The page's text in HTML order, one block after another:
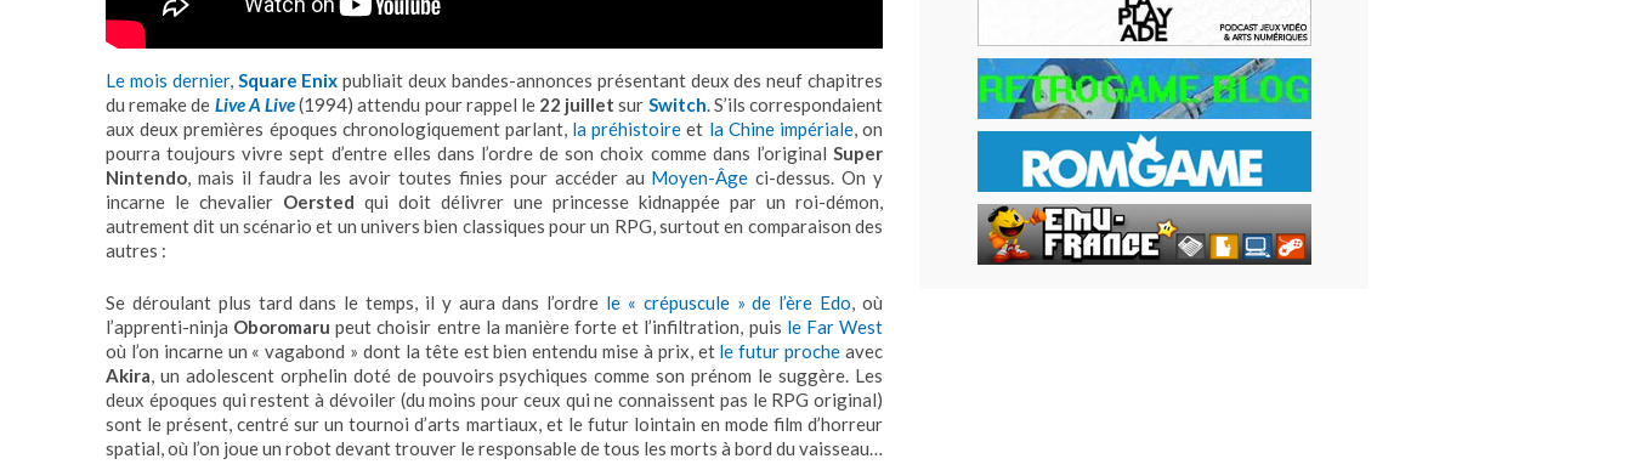
Le mois dernier, Square Enix publiait deux bandes-annonces présentant deux des neuf chapitres
du remake de Live A Live(1994) attendu pour rappel le 22 juillet sur Switch. S’ils correspondaient
aux deux premières époques chronologiquement parlant, la préhistoire et la Chine impériale, on
pourra toujours vivre sept d’entre elles dans l’ordre de son choix comme dans l’original Super
Nintendo, mais il faudra les avoir toutes finies pour accéder au Moyen-Âge ci-dessus. On y
incarne le chevalier Oersted qui doit délivrer une princesse kidnappée par un roi-démon,
autrement dit un scénario et un univers bien classiques pour un RPG, surtout en comparaison des
autres :
Se déroulant plus tard dans le temps, il y aura dans l’ordre le « crépuscule » de l’ère Edo , où
l’apprenti-ninja Oboromaru peut choisir entre la manière forte et l’infiltration, puis le Far West
où l’on incarne un « vagabond » dont la tête est bien entendu mise à prix, et le futur proche avec
Akira , un adolescent orphelin doté de pouvoirs psychiques comme son prénom le suggère. Les
deux époques qui restent à dévoiler (du moins pour ceux qui ne connaissent pas le RPG original)
sont le présent, centré sur un tournoi d’arts martiaux, et le futur lointain en mode film d’horreur
spatial, où l’on joue un robot devant trouver le responsable de tous les morts à bord du vaisseau…